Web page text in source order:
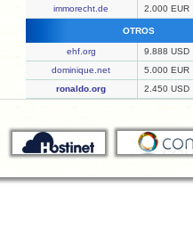
immorecht.de
2.000 EUR
OTROS
ehf.org 9.888 USD
dominique.net
5.000 EUR
ronaldo.org
2.450 USD